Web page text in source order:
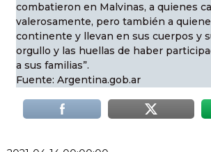
combatieron en Malvinas, a quienes
valerosamente, pero también a
continente y llevan en sus cuerpos y
orgullo y las huellas de haber
a sus familias”.
Fuente: Argentina.gob.ar